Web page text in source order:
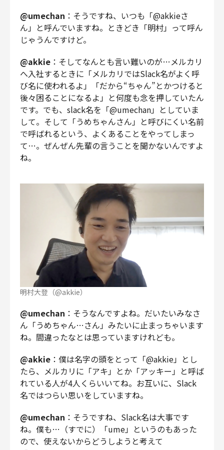
@umechan ：そうですね、いつも「@akkieさ
ん」と呼んでいますね。ときどき「明村」って呼ん
じゃうんですけど。
@akkie ：そしてなんとも言い難いのが…メルカリ
へ入社するときに「メルカリではSlack名がよく呼
び名に使われるよ」「だから“ちゃん”とかつけると
後々困ることになるよ」と何度も念を押していたん
です。でも、slack名を「@umechan」としていま
して。そして「うめちゃんさん」と呼びにくい名前
で呼ばれるという、よくあることをやってしまっ
て…。ぜんぜん先輩の言うことを聞かないんですよ
ね。
明村大登（@akkie）
@umechan ：そうなんですよね。だいたいみなさ
ん「うめちゃん…さん」みたいに止まっちゃいます
ね。間違ったなとは思っていますけれども。
@akkie ：僕は名字の頭をとって「@akkie」とし
たら、メルカリに「アキ」とか「アッキー」と呼ば
れている人が4人くらいいてね。お互いに、Slack
名ではつらい思いをしていますね。
@umechan ：そうですね、Slack名は大事です
ね。僕も…（すでに）「ume」というのもあった
ので、使えないからどうしようと考えて